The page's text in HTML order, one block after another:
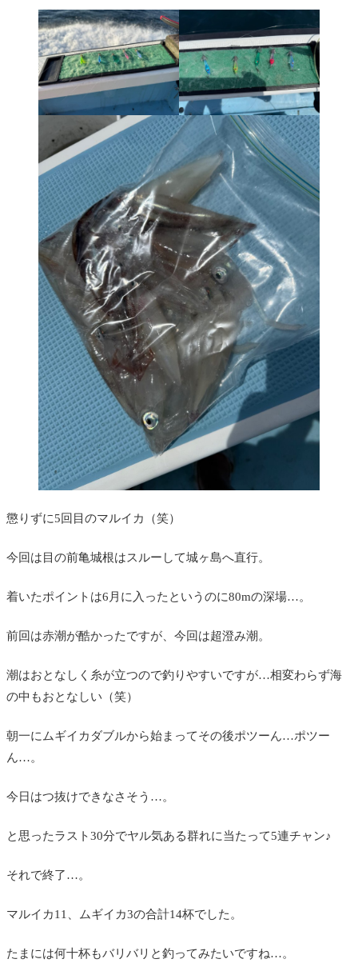
懲りずに5回目のマルイカ（笑）
今回は目の前亀城根はスルーして城ヶ島へ直行。
着いたポイントは6月に入ったというのに80mの深場…。
前回は赤潮が酷かったですが、今回は超澄み潮。
潮はおとなしく糸が立つので釣りやすいですが…相変わらず海
の中もおとなしい（笑）
朝一にムギイカダブルから始まってその後ポツーん…ポツー
ん…。
今日はつ抜けできなさそう…。
と思ったラスト30分でヤル気ある群れに当たって5連チャン♪
それで終了…。
マルイカ11、ムギイカ3の合計14杯でした。
たまには何十杯もバリバリと釣ってみたいですね…。